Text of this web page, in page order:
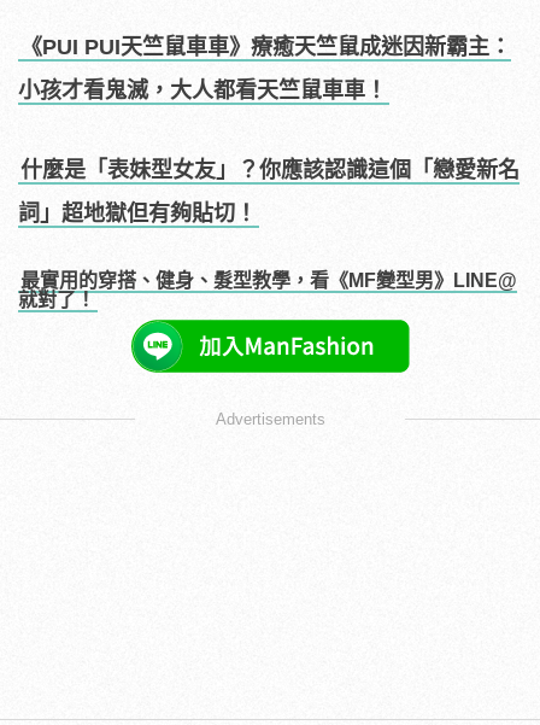
《PUI PUI天竺鼠車車》療癒天竺鼠成迷因新霸主：
小孩才看鬼滅，大人都看天竺鼠車車！
什麼是「表妹型女友」？你應該認識這個「戀愛新名
詞」超地獄但有夠貼切！
最實用的穿搭、健身、髮型教學，看《MF變型男》LINE@
就對了！
Advertisements